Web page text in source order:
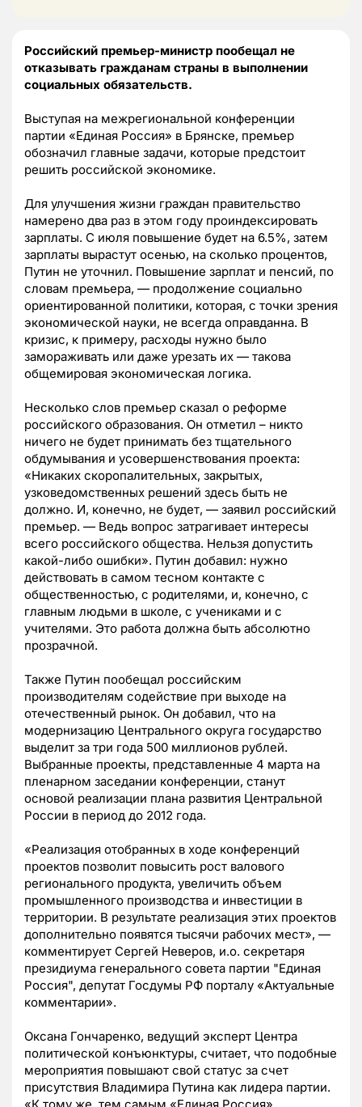
Российский премьер-министр пообещал не
отказывать гражданам страны в выполнении
социальных обязательств.
Выступая на межрегиональной конференции
партии «Единая Россия» в Брянске, премьер
обозначил главные задачи, которые предстоит
решить российской экономике.
Для улучшения жизни граждан правительство
намерено два раз в этом году проиндексировать
зарплаты. С июля повышение будет на 6.5%, затем
зарплаты вырастут осенью, на сколько процентов,
Путин не уточнил. Повышение зарплат и пенсий, по
словам премьера, — продолжение социально
ориентированной политики, которая, с точки зрения
экономической науки, не всегда оправданна. В
кризис, к примеру, расходы нужно было
замораживать или даже урезать их — такова
общемировая экономическая логика.
Несколько слов премьер сказал о реформе
российского образования. Он отметил – никто
ничего не будет принимать без тщательного
обдумывания и усовершенствования проекта:
«Никаких скоропалительных, закрытых,
узковедомственных решений здесь быть не
должно. И, конечно, не будет, — заявил российский
премьер. — Ведь вопрос затрагивает интересы
всего российского общества. Нельзя допустить
какой-либо ошибки». Путин добавил: нужно
действовать в самом тесном контакте с
общественностью, с родителями, и, конечно, с
главным людьми в школе, с учениками и с
учителями. Это работа должна быть абсолютно
прозрачной.
Также Путин пообещал российским
производителям содействие при выходе на
отечественный рынок. Он добавил, что на
модернизацию Центрального округа государство
выделит за три года 500 миллионов рублей.
Выбранные проекты, представленные 4 марта на
пленарном заседании конференции, станут
основой реализации плана развития Центральной
России в период до 2012 года.
«Реализация отобранных в ходе конференций
проектов позволит повысить рост валового
регионального продукта, увеличить объем
промышленного производства и инвестиции в
территории. В результате реализация этих проектов
дополнительно появятся тысячи рабочих мест», —
комментирует Сергей Неверов, и.о. секретаря
президиума генерального совета партии "Единая
Россия", депутат Госдумы РФ порталу «Актуальные
комментарии».
Оксана Гончаренко, ведущий эксперт Центра
политической конъюнктуры, считает, что подобные
мероприятия повышают свой статус за счет
присутствия Владимира Путина как лидера партии.